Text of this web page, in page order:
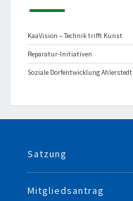
KaaVision – Technik trifft Kunst
Reparatur-Initiativen
Soziale Dorfentwicklung Ahlerstedt
Satzung
Mitgliedsantrag